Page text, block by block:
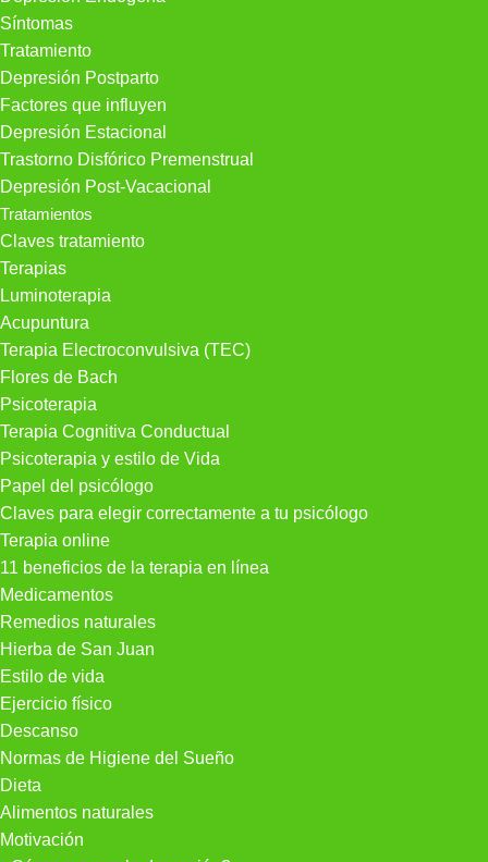
Síntomas
Tratamiento
Depresión Postparto
Factores que influyen
Depresión Estacional
Trastorno Disfórico Premenstrual
Depresión Post-Vacacional
Tratamientos
Claves tratamiento
Terapias
Luminoterapia
Acupuntura
Terapia Electroconvulsiva (TEC)
Flores de Bach
Psicoterapia
Terapia Cognitiva Conductual
Psicoterapia y estilo de Vida
Papel del psicólogo
Claves para elegir correctamente a tu psicólogo
Terapia online
11 beneficios de la terapia en línea
Medicamentos
Remedios naturales
Hierba de San Juan
Estilo de vida
Ejercicio físico
Descanso
Normas de Higiene del Sueño
Dieta
Alimentos naturales
Motivación